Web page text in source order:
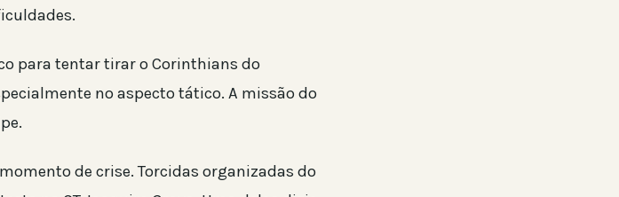
para tentar tirar o Corinthians do
no aspecto tático. A missão do
de crise. Torcidas organizadas do